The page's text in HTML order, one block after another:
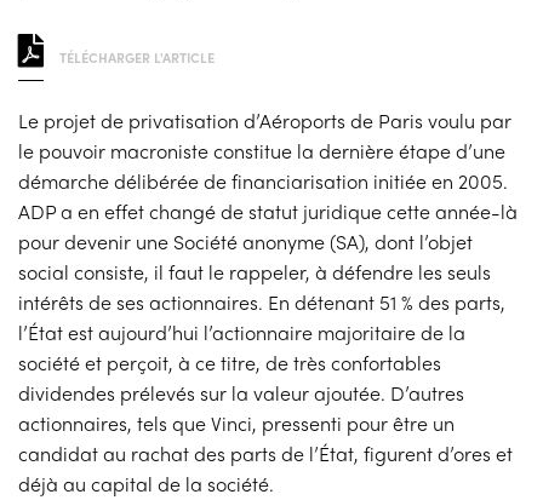
TÉLÉCHARGER L'ARTICLE
Le projet de privatisation d’Aéroports de Paris voulu par
le pouvoir macroniste constitue la dernière étape d’une
démarche délibérée de financiarisation initiée en 2005.
ADP a en effet changé de statut juridique cette année-là
pour devenir une Société anonyme (SA), dont l’objet
social consiste, il faut le rappeler, à défendre les seuls
intérêts de ses actionnaires. En détenant 51 % des parts,
l’État est aujourd’hui l’actionnaire majoritaire de la
société et perçoit, à ce titre, de très confortables
dividendes prélevés sur la valeur ajoutée. D’autres
actionnaires, tels que Vinci, pressenti pour être un
candidat au rachat des parts de l’État, figurent d’ores et
déjà au capital de la société.